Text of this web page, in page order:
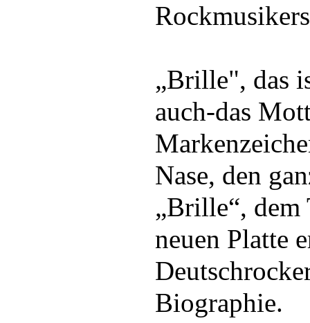
„Brille", das
auch-das
Nase, den
„Brille“, dem
neuen Platte
Biographie.